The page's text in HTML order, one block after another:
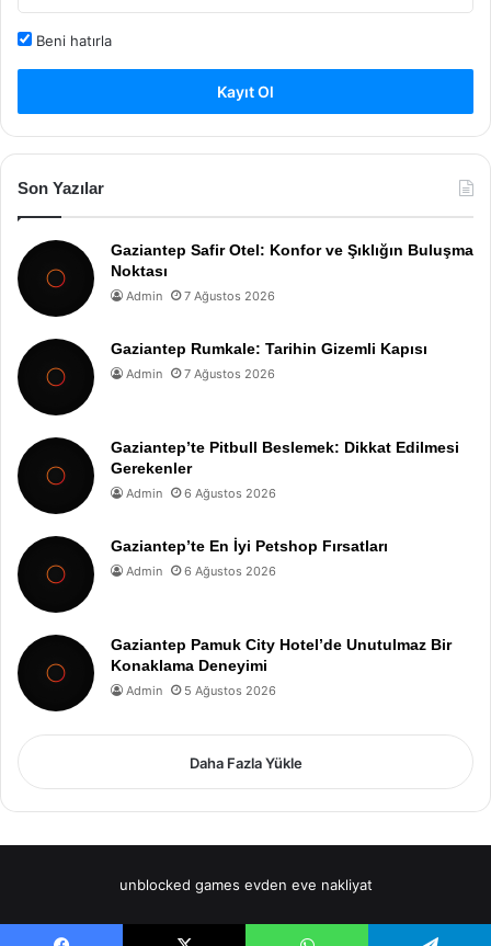
Beni hatırla
Kayıt Ol
Son Yazılar
Gaziantep Safir Otel: Konfor ve Şıklığın Buluşma
Noktası
Admin 7 Ağustos 2026
Gaziantep Rumkale: Tarihin Gizemli Kapısı
Admin 7 Ağustos 2026
Gaziantep’te Pitbull Beslemek: Dikkat Edilmesi
Gerekenler
Admin 6 Ağustos 2026
Gaziantep’te En İyi Petshop Fırsatları
Admin 6 Ağustos 2026
Gaziantep Pamuk City Hotel’de Unutulmaz Bir
Konaklama Deneyimi
Admin 5 Ağustos 2026
Daha Fazla Yükle
unblocked games evden eve nakliyat